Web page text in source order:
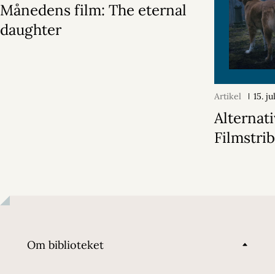
Månedens film: The eternal
daughter
Artikel 15.
Om biblioteket